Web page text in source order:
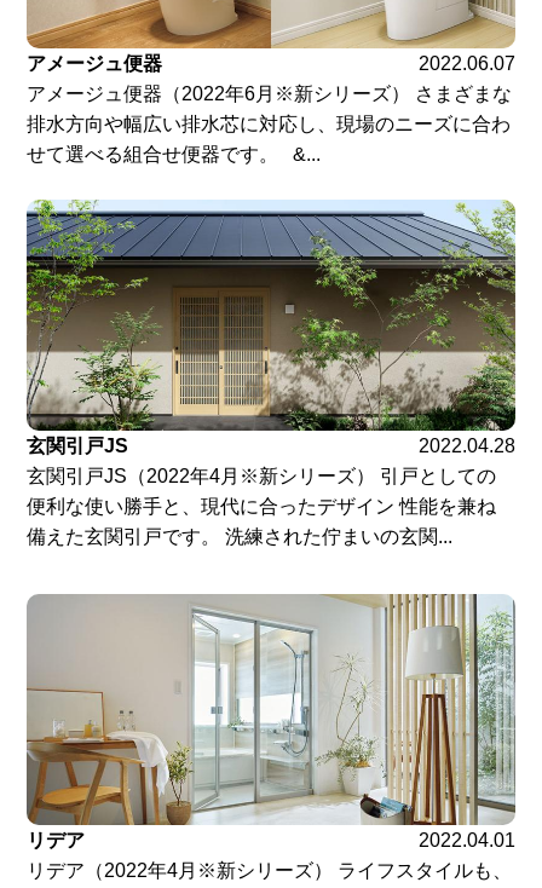
アメージュ便器
2022.06.07
アメージュ便器（2022年6月※新シリーズ） さまざまな
排水方向や幅広い排水芯に対応し、現場のニーズに合わ
せて選べる組合せ便器です。 &...
玄関引戸JS
2022.04.28
玄関引戸JS（2022年4月※新シリーズ） 引戸としての
便利な使い勝手と、現代に合ったデザイン 性能を兼ね
備えた玄関引戸です。 洗練された佇まいの玄関...
リデア
2022.04.01
リデア（2022年4月※新シリーズ） ライフスタイルも、